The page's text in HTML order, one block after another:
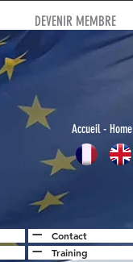
Accueil- Home
Contact
Training
DEVENIR MEMBRE